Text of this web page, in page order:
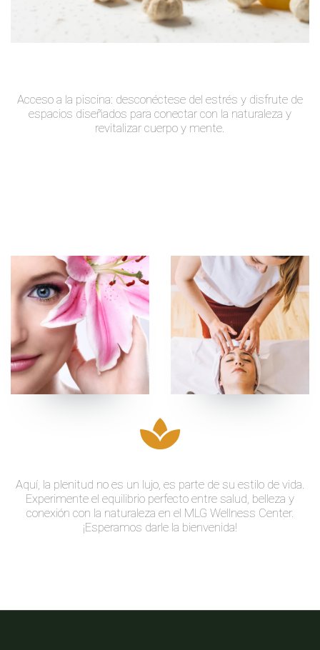
Acceso a la piscina: desconéctese del estrés y disfrute de
espacios diseñados para conectar con la naturaleza y
revitalizar cuerpo y mente.
Aquí, la plenitud no es un lujo, es parte de su estilo de vida.
Experimente el equilibrio perfecto entre salud, belleza y
conexión con la naturaleza en el MLG Wellness Center.
¡Esperamos darle la bienvenida!